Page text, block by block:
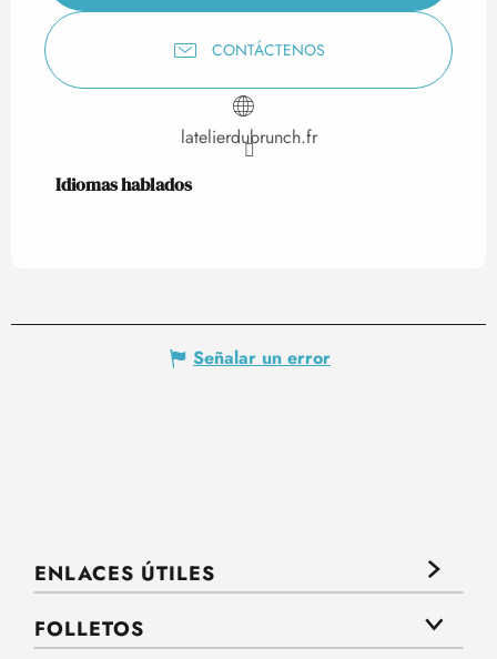
CONTÁCTENOS
latelierdubrunch.fr
Idiomas hablados
Idiomas hablados
Señalar un error
ENLACES ÚTILES
FOLLETOS